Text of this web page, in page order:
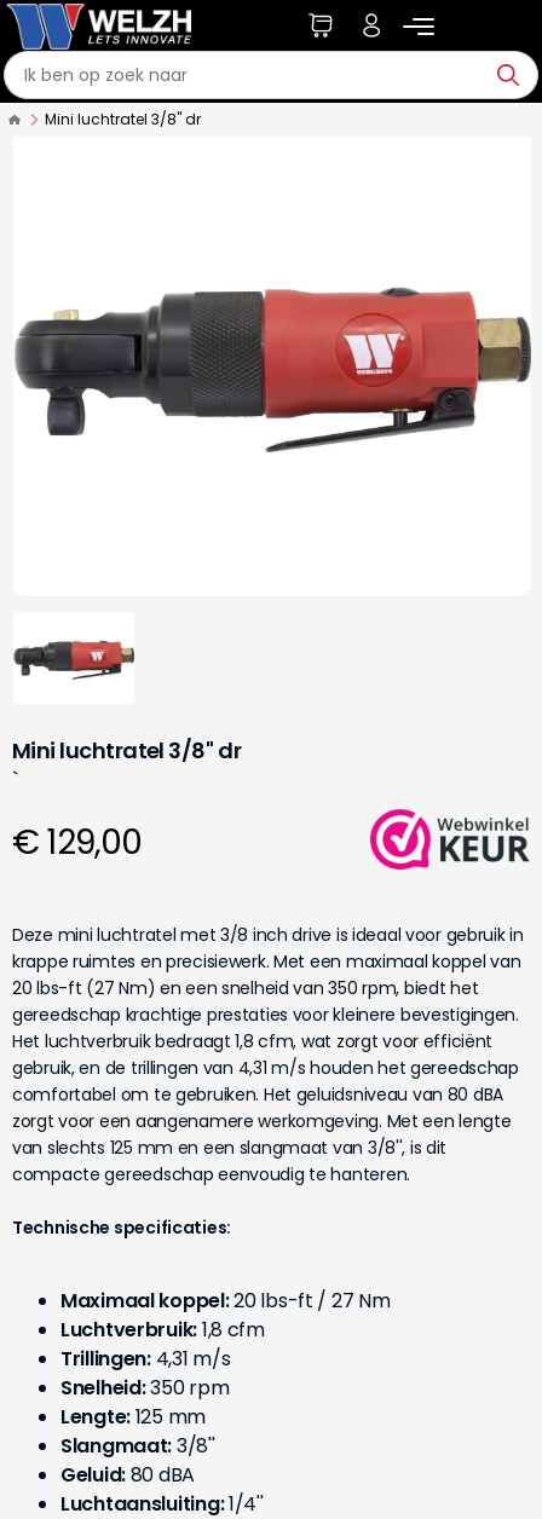
Mini luchtratel 3/8'' dr
Mini luchtratel 3/8'' dr
`
€ 129,00
Deze mini luchtratel met 3/8 inch drive is ideaal voor gebruik in
krappe ruimtes en precisiewerk. Met een maximaal koppel van
20 lbs-ft (27 Nm) en een snelheid van 350 rpm, biedt het
gereedschap krachtige prestaties voor kleinere bevestigingen.
Het luchtverbruik bedraagt 1,8 cfm, wat zorgt voor efficiënt
gebruik, en de trillingen van 4,31 m/s houden het gereedschap
comfortabel om te gebruiken. Het geluidsniveau van 80 dBA
zorgt voor een aangenamere werkomgeving. Met een lengte
van slechts 125 mm en een slangmaat van 3/8'', is dit
compacte gereedschap eenvoudig te hanteren.
Technische specificaties:
Maximaal koppel:20 lbs-ft / 27 Nm
Luchtverbruik:1,8 cfm
Trillingen:4,31 m/s
Snelheid:350 rpm
Lengte:125 mm
Slangmaat:3/8''
Geluid:80 dBA
Luchtaansluiting:1/4''